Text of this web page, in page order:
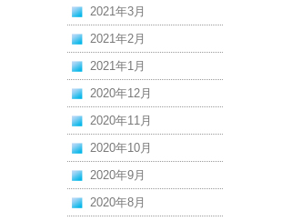
2021年3月
2021年2月
2021年1月
2020年12月
2020年11月
2020年10月
2020年9月
2020年8月